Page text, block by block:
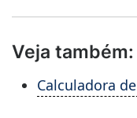
Veja também:
Calculadora